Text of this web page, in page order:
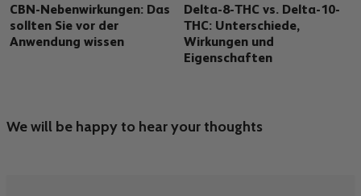
CBN-Nebenwirkungen: Das
sollten Sie vor der
Anwendung wissen
Delta-8-THC vs. Delta-10-
THC: Unterschiede,
Wirkungen und
Eigenschaften
We will be happy to hear your thoughts